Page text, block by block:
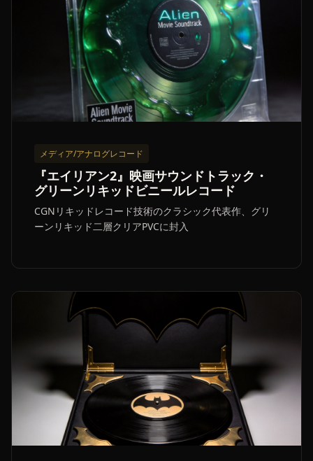
メディア/アナログレコード
『エイリアン2』映画サウンドトラック・
グリーンリキッドビニールレコード
CGNリキッドレコード技術のクラシック代表作、グリ
ーンリキッド二層クリアPVCに封入